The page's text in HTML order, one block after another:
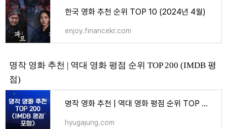
한국 영화 추천 순위 TOP 10 (2024년 4월)
enjoy.financekr.com
명작 영화 추천 | 역대 영화 평점 순위 TOP 200 (IMDB 평
점)
명작 영화 추천 | 역대 영화 평점 순위 TOP 200 (IMDB 평점) - 엔터
hyugajung.com